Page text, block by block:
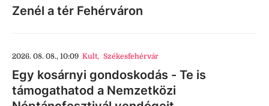
Zenél a tér Fehérváron
2026. 08. 08., 10:09 Kult, Székesfehérvár
Egy kosárnyi gondoskodás - Te is
támogathatod a Nemzetközi